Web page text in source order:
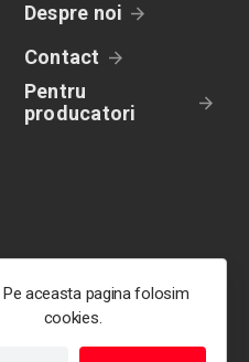
Despre noi
Contact
Pentru
producatori
Pe aceasta pagina folosim
cookies.